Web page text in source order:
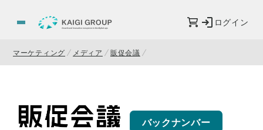
ログイン
マーケティング メディア 販促会議
バックナンバー